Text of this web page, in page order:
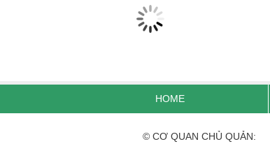
HOME
© CƠ QUAN CHỦ QUẢN: